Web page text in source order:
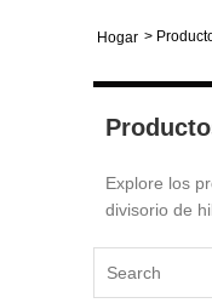
Hogar >
Explore los
divisorio de